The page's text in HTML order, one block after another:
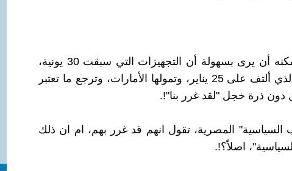
حتى النصف عاقل كان يمكنه أن يرى بسهولة أن التجهيزات التي سبقت 30 يونية،
كان يقودها نفس النظام الذي ألتف على 25 يناير، وتمولها الأمارات، وترجع ما تعتبر
دون ذرة خجل "لقد غرر بنا"!.
المصرية، تقول انهم قد غرر بهم، ام ان ذلك
اصلاً؟!.